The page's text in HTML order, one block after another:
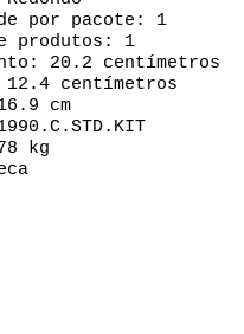
por pacote: 1
produtos: ‎1
‎20.2 centímetros
centímetros
cm
kg